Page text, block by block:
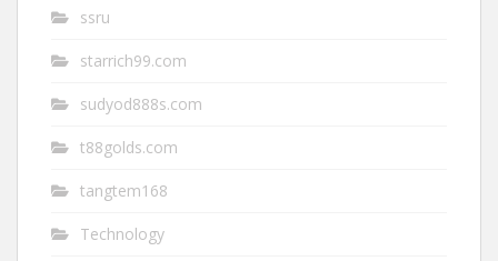
ssru
starrich99.com
sudyod888s.com
t88golds.com
tangtem168
Technology